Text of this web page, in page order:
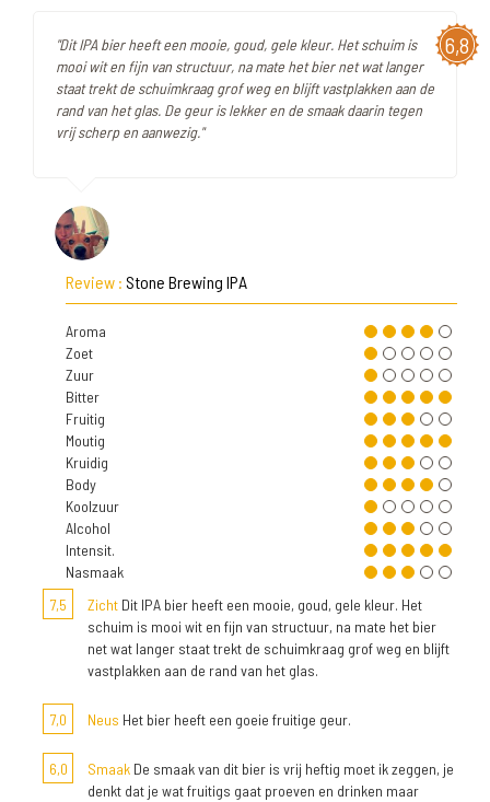
6,8
"Dit IPA bier heeft een mooie, goud, gele kleur. Het schuim is
mooi wit en fijn van structuur, na mate het bier net wat langer
staat trekt de schuimkraag grof weg en blijft vastplakken aan de
rand van het glas. De geur is lekker en de smaak daarin tegen
vrij scherp en aanwezig."
Review : Stone Brewing IPA
Aroma
Zoet
Zuur
Bitter
Fruitig
Moutig
Kruidig
Body
Koolzuur
Alcohol
Intensit.
Nasmaak
7,5
Zicht Dit IPA bier heeft een mooie, goud, gele kleur. Het
schuim is mooi wit en fijn van structuur, na mate het bier
net wat langer staat trekt de schuimkraag grof weg en blijft
vastplakken aan de rand van het glas.
7,0 Neus Het bier heeft een goeie fruitige geur.
6,0 Smaak De smaak van dit bier is vrij heftig moet ik zeggen, je
denkt dat je wat fruitigs gaat proeven en drinken maar